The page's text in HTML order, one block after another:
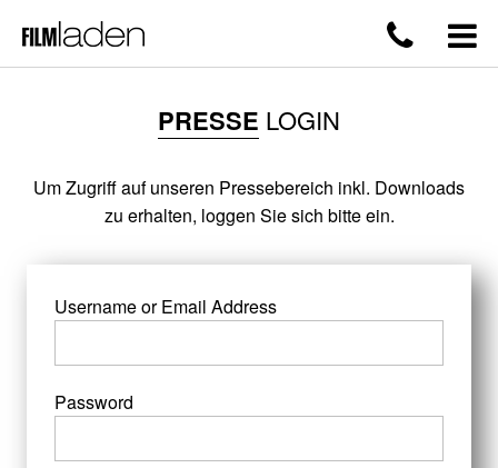
PRESSE LOGIN
Um Zugriff auf unseren Pressebereich inkl. Downloads
zu erhalten, loggen Sie sich bitte ein.
Username or Email Address
Password